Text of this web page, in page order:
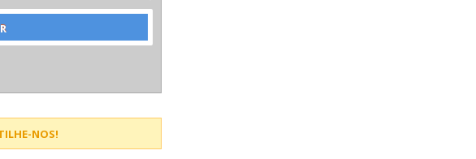
NOS!